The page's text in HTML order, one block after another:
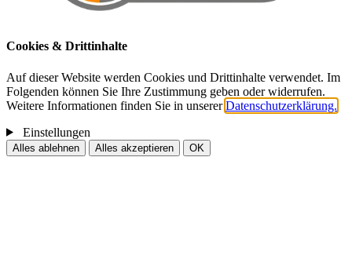
Cookies & Drittinhalte
Auf dieser Website werden Cookies und Drittinhalte verwendet. Im
Folgenden können Sie Ihre Zustimmung geben oder widerrufen.
Weitere Informationen finden Sie in unsererDatenschutzerklärung.
Einstellungen
Alles ablehnen Alles akzeptieren OK